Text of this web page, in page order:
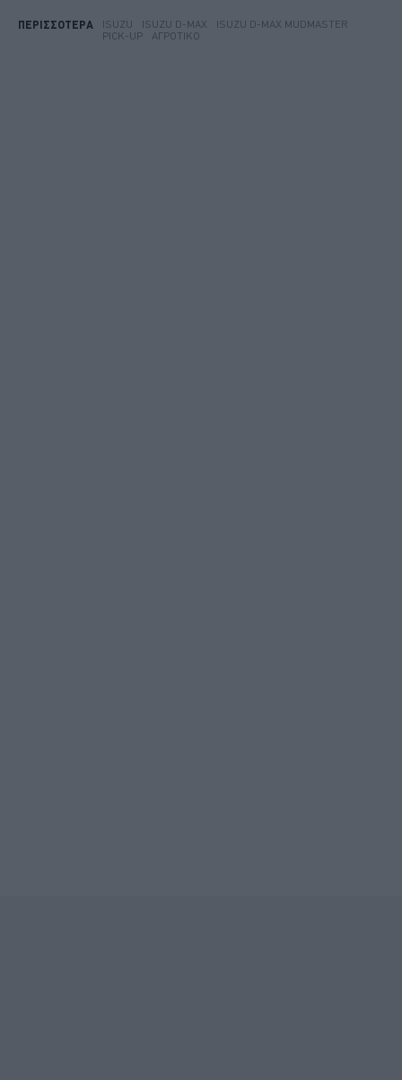
ΠΕΡΙΣΣΟΤΕΡΑ ISUZU ISUZU D-MAX
ISUZU D-MAX MUDMASTER
PICK-UP
ΑΓΡΟΤΙΚΟ